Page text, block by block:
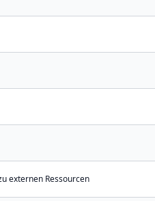
externen Ressourcen